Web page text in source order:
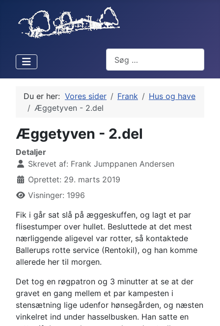
Du er her: Vores sider Frank
Hus og have
Æggetyven - 2.del
Æggetyven - 2.del
Detaljer
Skrevet af: Frank Jumppanen Andersen
Oprettet: 29. marts 2019
Visninger: 1996
Fik i går sat slå på æggeskuffen, og lagt et par
flisestumper over hullet. Besluttede at det mest
nærliggende aligevel var rotter, så kontaktede
Ballerups rotte service (Rentokil), og han komme
allerede her til morgen.
Det tog en røgpatron og 3 minutter at se at der
gravet en gang mellem et par kampesten i
stensætning lige udenfor hønsegården, og næsten
vinkelret ind under hasselbusken. Han satte en